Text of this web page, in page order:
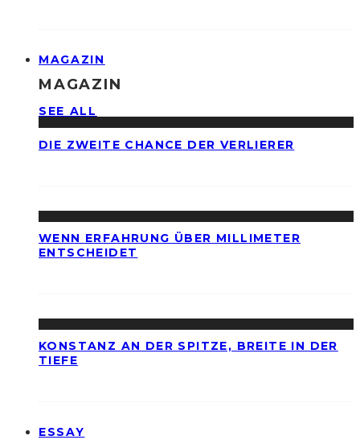
MAGAZIN
MAGAZIN
SEE ALL
DIE ZWEITE CHANCE DER VERLIERER
WENN ERFAHRUNG ÜBER MILLIMETER
ENTSCHEIDET
KONSTANZ AN DER SPITZE, BREITE IN DER
TIEFE
ESSAY